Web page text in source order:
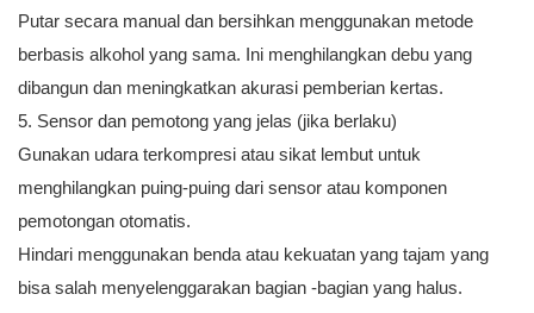
Putar secara manual dan bersihkan menggunakan metode
berbasis alkohol yang sama. Ini menghilangkan debu yang
dibangun dan meningkatkan akurasi pemberian kertas.
5. Sensor dan pemotong yang jelas (jika berlaku)
Gunakan udara terkompresi atau sikat lembut untuk
menghilangkan puing-puing dari sensor atau komponen
pemotongan otomatis.
Hindari menggunakan benda atau kekuatan yang tajam yang
bisa salah menyelenggarakan bagian -bagian yang halus.